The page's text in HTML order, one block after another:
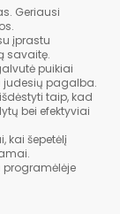
Geriausi
įprastu
savaitę.
puikiai
judesių pagalba.
taip, kad
bei efektyviai
kai šepetėlį
programėlėje